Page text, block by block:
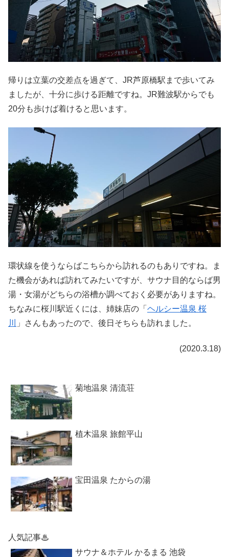
帰りは立葉の交差点を過ぎて、JR芦原橋駅まで歩いてみ
ましたが、十分に歩ける距離ですね。JR難波駅からでも
20分も歩けば着けると思います。
環状線を使うならばこちらから訪れるのもありですね。ま
た機会があれば訪れてみたいですが、サウナ目的ならば男
湯・女湯がどちらの浴槽か調べておく必要がありますね。
ちなみに桜川駅近くには、姉妹店の「 ヘルシー温泉 桜
川
」さんもあったので、後日そちらも訪れました。
(2020.3.18)
菊地温泉 清流荘
植木温泉 旅館平山
宝田温泉 たからの湯
人気記事♨
サウナ＆ホテル かるまる 池袋